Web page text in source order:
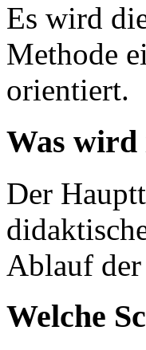
Es wird
Methode
orientiert.
Was wird
Der
Ablauf
Welche